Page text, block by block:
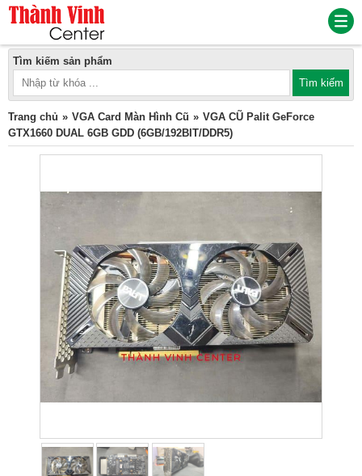
Tìm kiếm sản phẩm
Trang chủ VGA Card Màn Hình Cũ
VGA CŨ Palit GeForce
GTX1660 DUAL 6GB GDD (6GB/192BIT/DDR5)